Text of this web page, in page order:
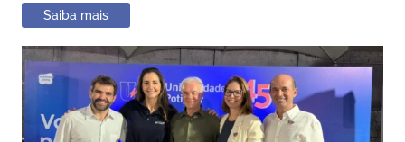
Saiba mais